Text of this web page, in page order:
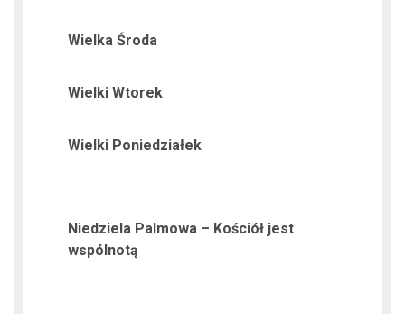
Wielka Środa
Wielki Wtorek
Wielki Poniedziałek
Niedziela Palmowa – Kościół jest
wspólnotą